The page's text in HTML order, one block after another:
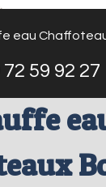
eau
72 59 92 27